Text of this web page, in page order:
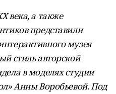
века, а также
представили
музея
стиль авторской
в моделях студии
Анны Воробьевой. Под